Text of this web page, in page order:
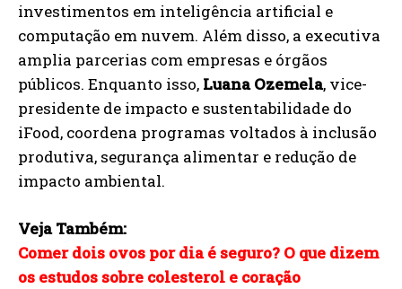
investimentos em inteligência artificial e
computação em nuvem. Além disso, a executiva
amplia parcerias com empresas e órgãos
públicos. Enquanto isso, Luana Ozemela, vice-
presidente de impacto e sustentabilidade do
iFood, coordena programas voltados à inclusão
produtiva, segurança alimentar e redução de
impacto ambiental.
Veja Também:
Comer dois ovos por dia é seguro? O que dizem
os estudos sobre colesterol e coração